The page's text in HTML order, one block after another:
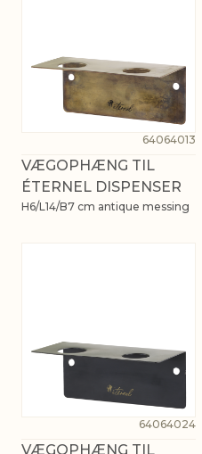
64064013
VÆGOPHÆNG TIL
ÉTERNEL DISPENSER
H6/L14/B7 cm antique messing
64064024
VÆGOPHÆNG TIL